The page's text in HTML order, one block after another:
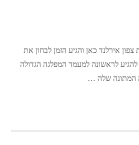
אירלנד כאן והגיע הזמן לבחון את
להגיע לראשונה למעמד המפלגה הגדולה
המתונה שלה …